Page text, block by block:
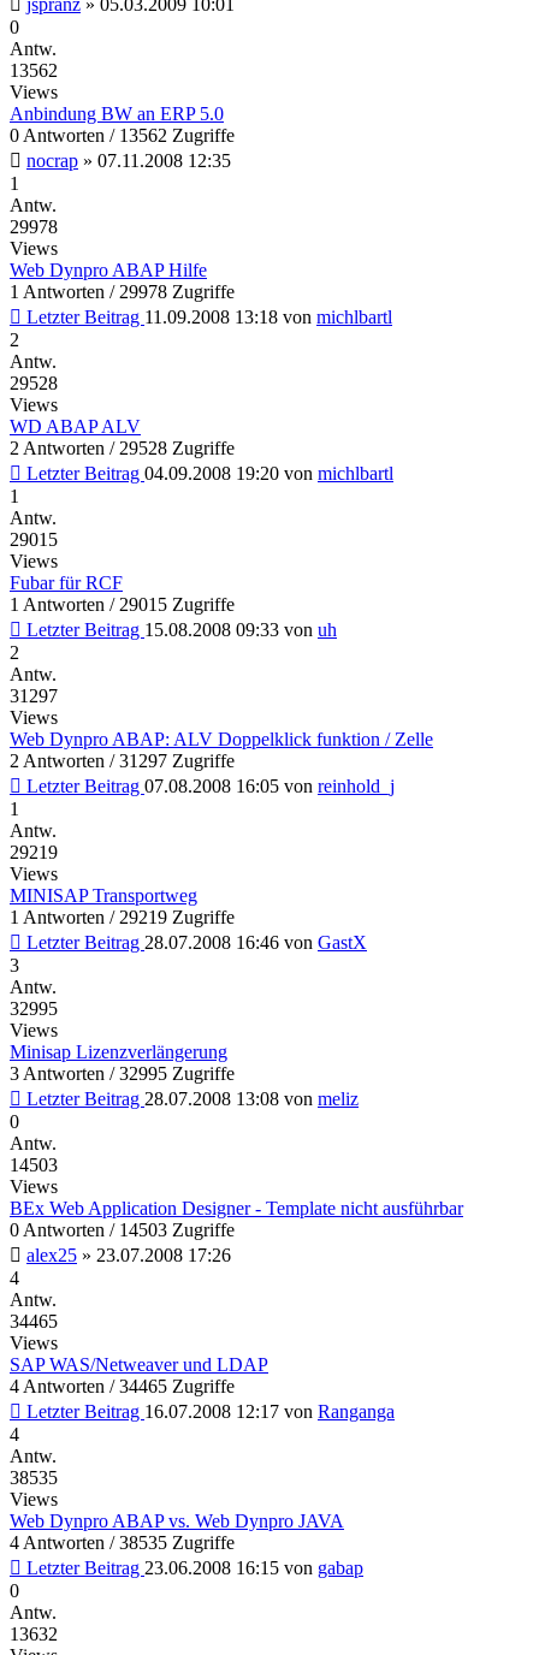
0
Antw.
13562
Views
Anbindung BW an ERP 5.0
0 Antworten / 13562 Zugriffe
nocrap » 07.11.2008 12:35
1
Antw.
29978
Views
Web Dynpro ABAP Hilfe
1 Antworten / 29978 Zugriffe
Letzter Beitrag 11.09.2008 13:18 von michlbartl
2
Antw.
29528
Views
WD ABAP ALV
2 Antworten / 29528 Zugriffe
Letzter Beitrag 04.09.2008 19:20 von michlbartl
1
Antw.
29015
Views
Fubar für RCF
1 Antworten / 29015 Zugriffe
Letzter Beitrag 15.08.2008 09:33 von uh
2
Antw.
31297
Views
Web Dynpro ABAP: ALV Doppelklick funktion / Zelle
2 Antworten / 31297 Zugriffe
Letzter Beitrag 07.08.2008 16:05 von reinhold_j
1
Antw.
29219
Views
MINISAP Transportweg
1 Antworten / 29219 Zugriffe
Letzter Beitrag 28.07.2008 16:46 von GastX
3
Antw.
32995
Views
Minisap Lizenzverlängerung
3 Antworten / 32995 Zugriffe
Letzter Beitrag 28.07.2008 13:08 von meliz
0
Antw.
14503
Views
BEx Web Application Designer - Template nicht ausführbar
0 Antworten / 14503 Zugriffe
alex25 » 23.07.2008 17:26
4
Antw.
34465
Views
SAP WAS/Netweaver und LDAP
4 Antworten / 34465 Zugriffe
Letzter Beitrag 16.07.2008 12:17 von Ranganga
4
Antw.
38535
Views
Web Dynpro ABAP vs. Web Dynpro JAVA
4 Antworten / 38535 Zugriffe
Letzter Beitrag 23.06.2008 16:15 von gabap
0
Antw.
13632